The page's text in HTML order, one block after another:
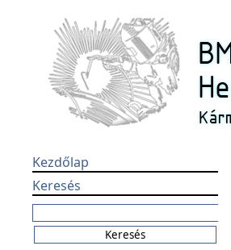
Kezdőlap
Keresés